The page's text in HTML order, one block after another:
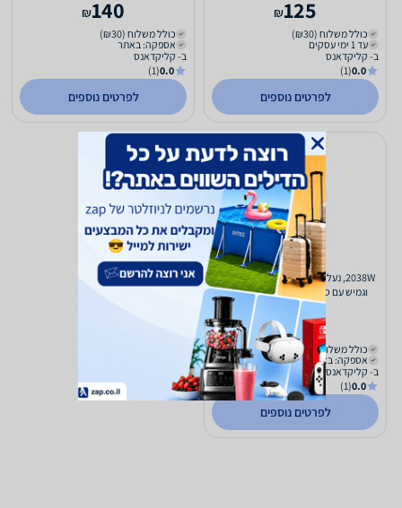
125
₪
כולל משלוח (₪30)
עד 1 ימי עסקים
ב- קליקדאנס
0.0
(1)
לפרטים נוספים
140
₪
כולל משלוח (₪30)
אספקה: באתר
ב- קליקדאנס
0.0
(1)
לפרטים נוספים
2038W, נעלי בלט של Capezio, מעור רך
וגמיש עם סוליה מפוצלת המשלבת בד
בקשת כף הרגל, לגמישות...
206
₪
כולל משלוח (₪30)
אספקה: באתר
ב- קליקדאנס
0.0
(1)
לפרטים נוספים